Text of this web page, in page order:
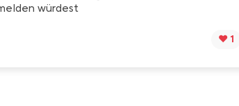
würdest
❤️ 1